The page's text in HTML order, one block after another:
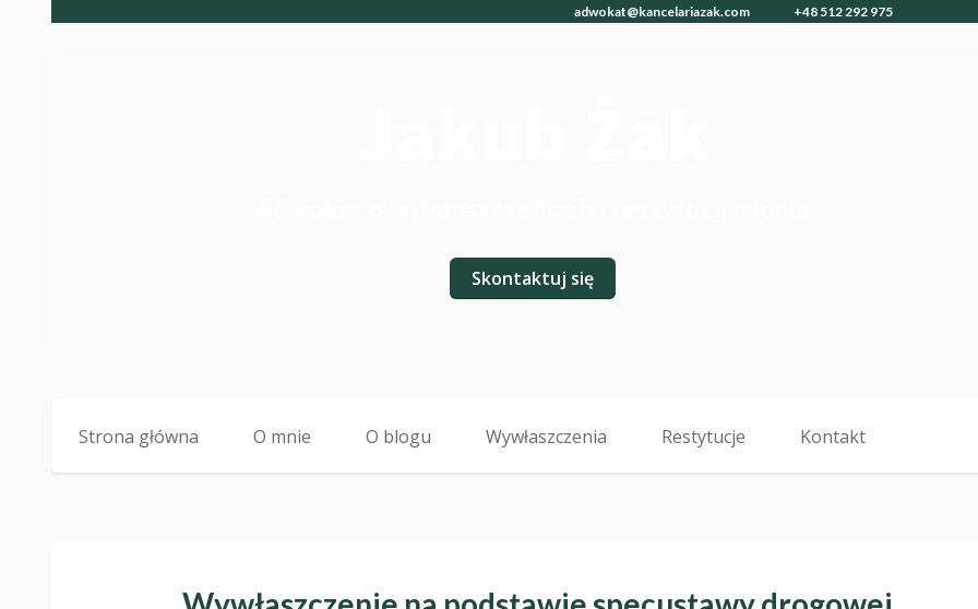
adwokat@kancelariazak.com +48 512 292 975
Skontaktuj się
Strona główna O mnie O blogu Wywłaszczenia Restytucje Kontakt